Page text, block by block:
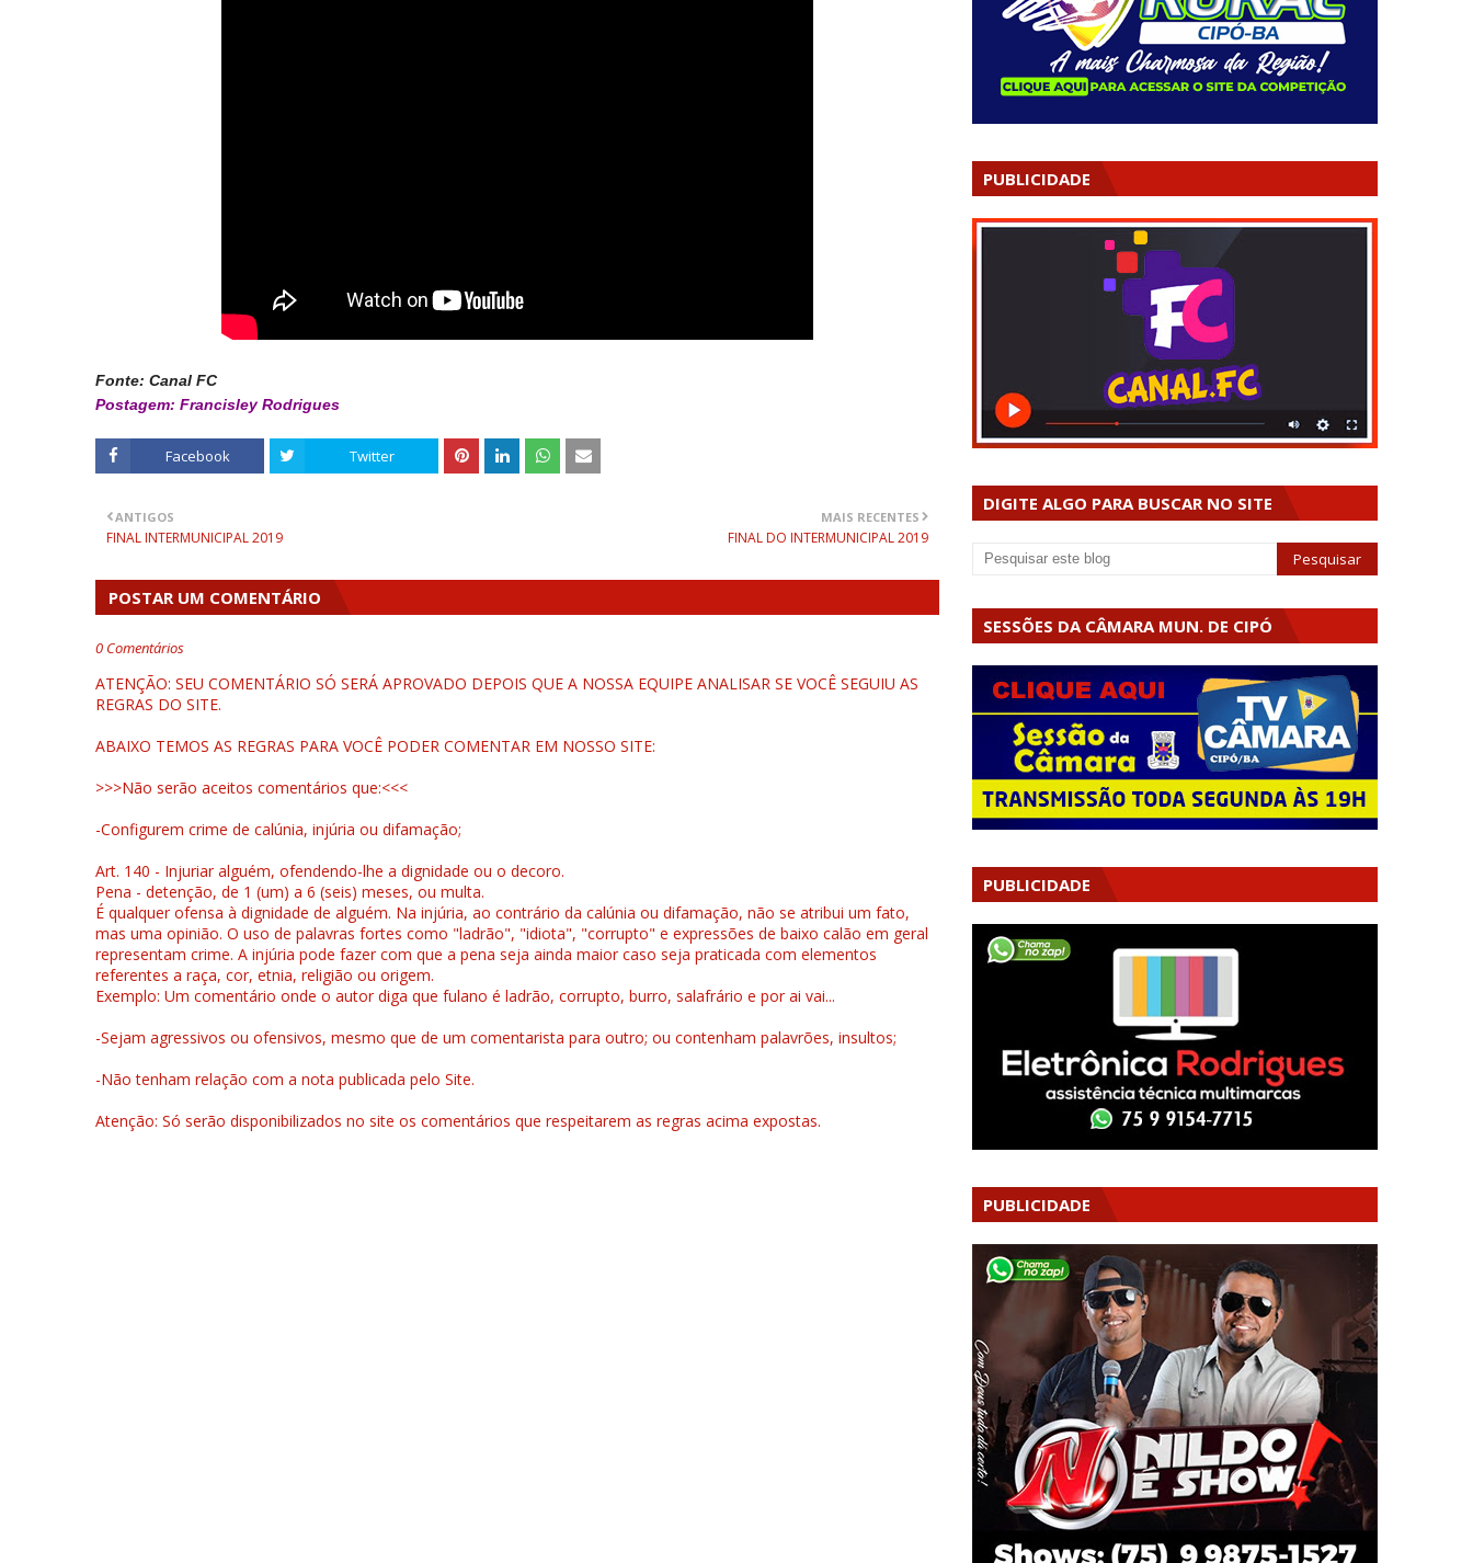
Fonte: Canal FC
Postagem: Francisley Rodrigues
Facebook Twitter
MAIS RECENTES
FINAL DO INTERMUNICIPAL 2019
ANTIGOS
FINAL INTERMUNICIPAL 2019
POSTAR UM COMENTÁRIO
0 Comentários
ATENÇÃO: SEU COMENTÁRIO SÓ SERÁ APROVADO DEPOIS QUE A NOSSA EQUIPE ANALISAR SE VOCÊ SEGUIU AS
REGRAS DO SITE.
ABAIXO TEMOS AS REGRAS PARA VOCÊ PODER COMENTAR EM NOSSO SITE:
>>>Não serão aceitos comentários que:<<<
-Configurem crime de calúnia, injúria ou difamação;
Art. 140 - Injuriar alguém, ofendendo-lhe a dignidade ou o decoro.
Pena - detenção, de 1 (um) a 6 (seis) meses, ou multa.
É qualquer ofensa à dignidade de alguém. Na injúria, ao contrário da calúnia ou difamação, não se atribui um fato,
mas uma opinião. O uso de palavras fortes como "ladrão", "idiota", "corrupto" e expressões de baixo calão em geral
representam crime. A injúria pode fazer com que a pena seja ainda maior caso seja praticada com elementos
referentes a raça, cor, etnia, religião ou origem.
Exemplo: Um comentário onde o autor diga que fulano é ladrão, corrupto, burro, salafrário e por ai vai...
-Sejam agressivos ou ofensivos, mesmo que de um comentarista para outro; ou contenham palavrões, insultos;
-Não tenham relação com a nota publicada pelo Site.
Atenção: Só serão disponibilizados no site os comentários que respeitarem as regras acima expostas.
PUBLICIDADE
DIGITE ALGO PARA BUSCAR NO SITE
SESSÕES DA CÂMARA MUN. DE CIPÓ
PUBLICIDADE
PUBLICIDADE